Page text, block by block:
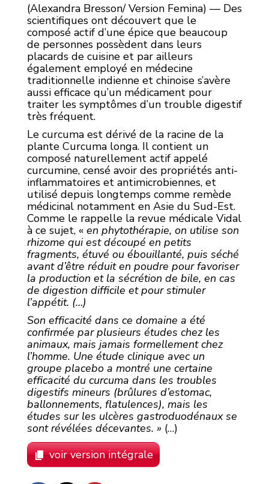
(Alexandra Bresson/ Version Femina) — Des
scientifiques ont découvert que le
composé actif d’une épice que beaucoup
de personnes possèdent dans leurs
placards de cuisine et par ailleurs
également employé en médecine
traditionnelle indienne et chinoise s’avère
aussi efficace qu’un médicament pour
traiter les symptômes d’un trouble digestif
très fréquent.
Le curcuma est dérivé de la racine de la
plante Curcuma longa. Il contient un
composé naturellement actif appelé
curcumine, censé avoir des propriétés anti-
inflammatoires et antimicrobiennes, et
utilisé depuis longtemps comme remède
médicinal notamment en Asie du Sud-Est.
Comme le rappelle la revue médicale Vidal
à ce sujet, « en phytothérapie, on utilise son
rhizome qui est découpé en petits
fragments, étuvé ou ébouillanté, puis séché
avant d’être réduit en poudre pour favoriser
la production et la sécrétion de bile, en cas
de digestion difficile et pour stimuler
l’appétit. (…)
Son efficacité dans ce domaine a été
confirmée par plusieurs études chez les
animaux, mais jamais formellement chez
l’homme. Une étude clinique avec un
groupe placebo a montré une certaine
efficacité du curcuma dans les troubles
digestifs mineurs (brûlures d’estomac,
ballonnements, flatulences), mais les
études sur les ulcères gastroduodénaux se
sont révélées décevantes. » (…)
voir version intégrale